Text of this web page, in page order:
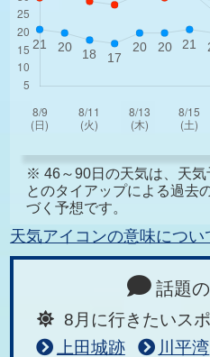
※ 46～90日の天気は、天気
とのタイアップによる過去
づく予想です。
天気アイコンの意味につい
話題
8月に行きたいス
上田城跡
川平湾